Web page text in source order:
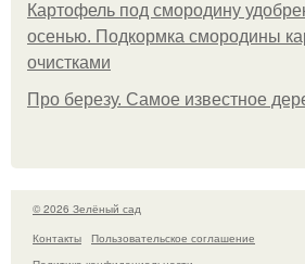
Картофель под смородину
осенью. Подкормка смородины
очистками
Про березу. Самое известное
© 2026 Зелёный сад
Контакты
Пользовательское соглашение